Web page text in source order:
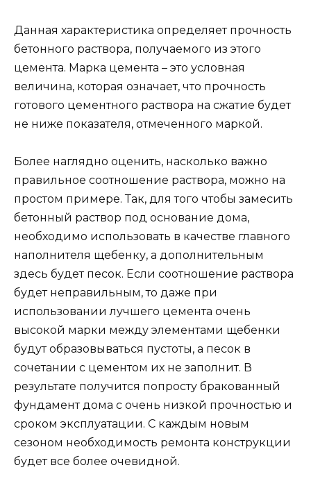
Данная характеристика определяет прочность
бетонного раствора, получаемого из этого
цемента. Марка цемента – это условная
величина, которая означает, что прочность
готового цементного раствора на сжатие будет
не ниже показателя, отмеченного маркой.
Более наглядно оценить, насколько важно
правильное соотношение раствора, можно на
простом примере. Так, для того чтобы замесить
бетонный раствор под основание дома,
необходимо использовать в качестве главного
наполнителя щебенку, а дополнительным
здесь будет песок. Если соотношение раствора
будет неправильным, то даже при
использовании лучшего цемента очень
высокой марки между элементами щебенки
будут образовываться пустоты, а песок в
сочетании с цементом их не заполнит. В
результате получится попросту бракованный
фундамент дома с очень низкой прочностью и
сроком эксплуатации. С каждым новым
сезоном необходимость ремонта конструкции
будет все более очевидной.